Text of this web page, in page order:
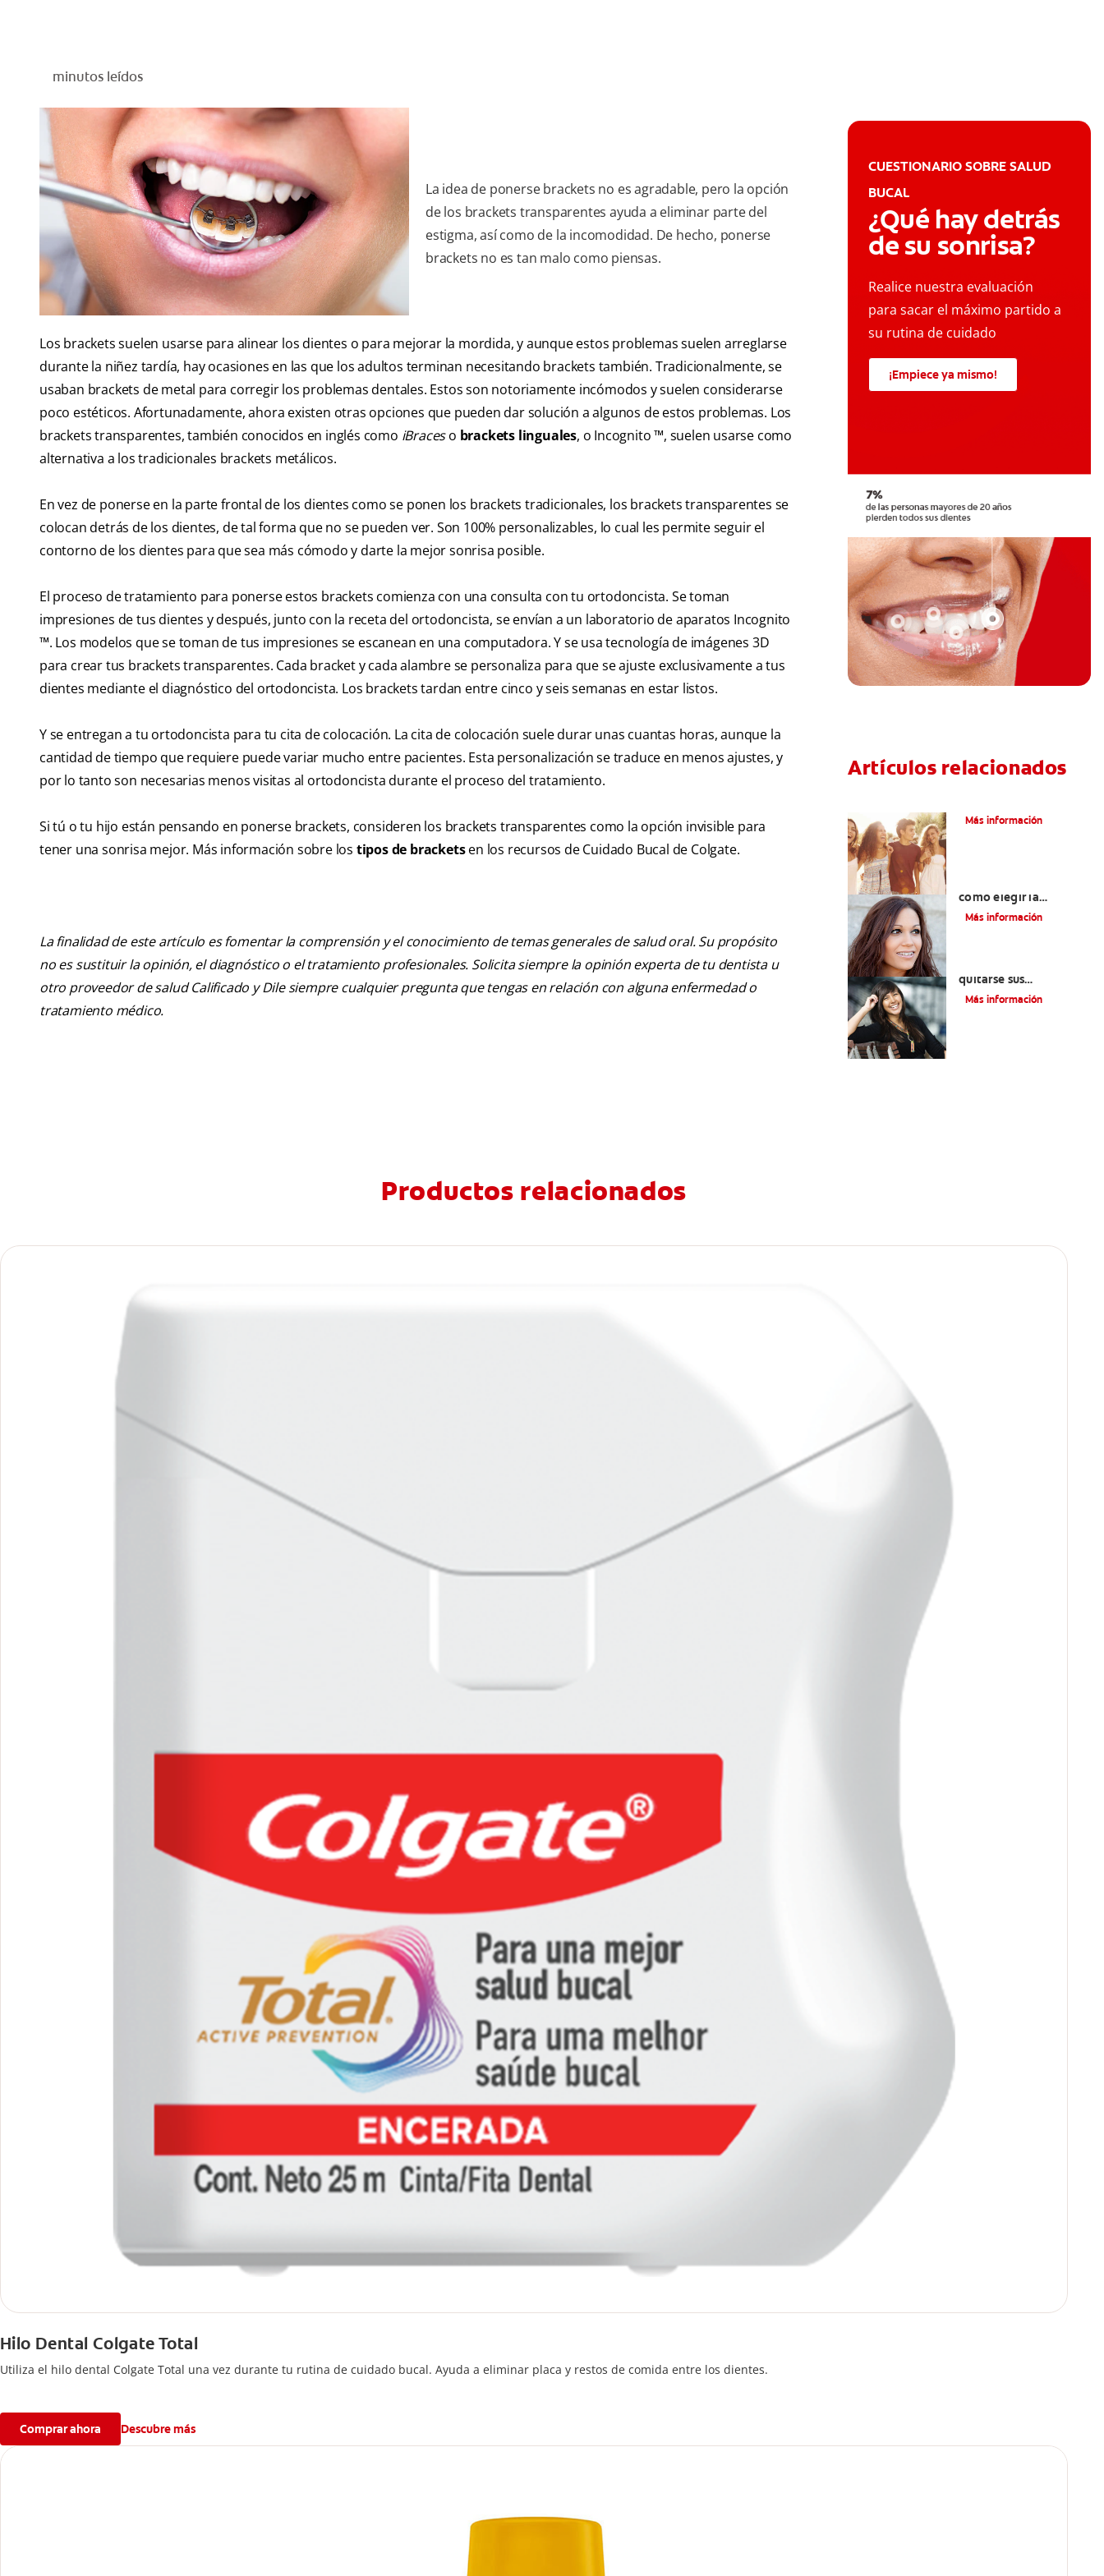
minutos leídos
La idea de ponerse brackets no es agradable, pero la opción
de los brackets transparentes ayuda a eliminar parte del
estigma, así como de la incomodidad. De hecho, ponerse
brackets no es tan malo como piensas.
Los brackets suelen usarse para alinear los dientes o para mejorar la mordida, y aunque estos problemas suelen arreglarse
durante la niñez tardía, hay ocasiones en las que los adultos terminan necesitando brackets también. Tradicionalmente, se
usaban brackets de metal para corregir los problemas dentales. Estos son notoriamente incómodos y suelen considerarse
poco estéticos. Afortunadamente, ahora existen otras opciones que pueden dar solución a algunos de estos problemas. Los
brackets transparentes, también conocidos en inglés como iBraceso brackets linguales, o Incognito ™, suelen usarse como
alternativa a los tradicionales brackets metálicos.
En vez de ponerse en la parte frontal de los dientes como se ponen los brackets tradicionales, los brackets transparentes se
colocan detrás de los dientes, de tal forma que no se pueden ver. Son 100% personalizables, lo cual les permite seguir el
contorno de los dientes para que sea más cómodo y darte la mejor sonrisa posible.
El proceso de tratamiento para ponerse estos brackets comienza con una consulta con tu ortodoncista. Se toman
impresiones de tus dientes y después, junto con la receta del ortodoncista, se envían a un laboratorio de aparatos Incognito
™. Los modelos que se toman de tus impresiones se escanean en una computadora. Y se usa tecnología de imágenes 3D
para crear tus brackets transparentes. Cada bracket y cada alambre se personaliza para que se ajuste exclusivamente a tus
dientes mediante el diagnóstico del ortodoncista. Los brackets tardan entre cinco y seis semanas en estar listos.
Y se entregan a tu ortodoncista para tu cita de colocación. La cita de colocación suele durar unas cuantas horas, aunque la
cantidad de tiempo que requiere puede variar mucho entre pacientes. Esta personalización se traduce en menos ajustes, y
por lo tanto son necesarias menos visitas al ortodoncista durante el proceso del tratamiento.
Si tú o tu hijo están pensando en ponerse brackets, consideren los brackets transparentes como la opción invisible para
tener una sonrisa mejor. Más información sobre los tipos de bracketsen los recursos de Cuidado Bucal de Colgate.
La finalidad de este artículo es fomentar la comprensión y el conocimiento de temas generales de salud oral. Su propósito
no es sustituir la opinión, el diagnóstico o el tratamiento profesionales. Solicita siempre la opinión experta de tu dentista u
otro proveedor de salud Calificado y Dile siempre cualquier pregunta que tengas en relación con alguna enfermedad o
tratamiento médico.
CUESTIONARIO SOBRE SALUD
BUCAL
¿Qué hay detrás
de su sonrisa?
Realice nuestra evaluación
para sacar el máximo partido a
su rutina de cuidado
¡Empiece ya mismo!
Artículos relacionados
Más información
cómo elegir la
tonalidad ideal
Más información
quitarse sus
retenedores fijos
Más información
Productos relacionados
Hilo Dental Colgate Total
Utiliza el hilo dental Colgate Total una vez durante tu rutina de cuidado bucal. Ayuda a eliminar placa y restos de comida entre los dientes.
Comprar ahora Descubre más